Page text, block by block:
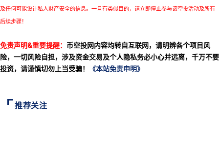
及任何可能设计私人财产安全的信息。一旦有类似目的，请立即停止参与该空投活动及所有
后续步骤！
免责声明&重要提醒： 币空投网内容均转自互联网，请明辨各个项目风
险，一切风险自担，涉及资金交易及个人隐私务必小心并远离，千万不要
投资，请谨慎切勿上当受骗！
《本站免责申明》
推荐关注